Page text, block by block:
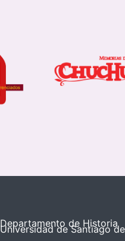
Departamento de Historia
Universidad de Santiago